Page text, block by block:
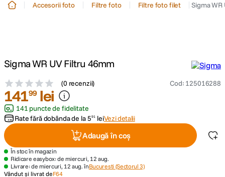
trepied telefon
4 peak design
5. canon sx740 hs
7. godox
Accesorii foto Filtre foto Filtre foto filet Sigma
Sigma WR UV Filtru 46mm
(0 recenzii) Cod: 125016288
14199 lei
141 puncte de fidelitate
Rate fără dobânda de la591 leiVezi detalii
Adaugă în coș
În stoc în magazin
Ridicare easybox: de miercuri, 12 aug.
Livrare: de miercuri, 12 aug. înBucuresti (Sectorul 3)
Vândut și livrat deF64